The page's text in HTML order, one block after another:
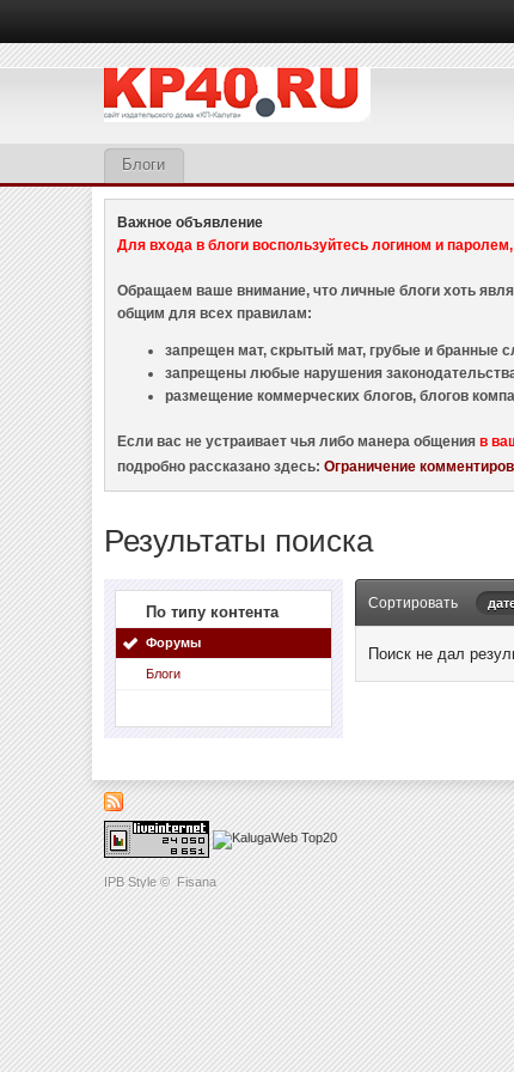
IPB Style © Fisana
Блоги
Важное объявление
Для входа в блоги воспользуйтесь логином и
Обращаем ваше внимание, что личные блоги хоть
общим для всех правилам:
запрещен мат, скрытый мат, грубые и бранные
запрещены любые нарушения
размещение коммерческих блогов, блогов
Если вас не устраивает чья либо манера общенияв
подробно рассказано здесь:Ограничение
Результаты поиска
По типу контента
Форумы
Блоги
Сортировать
Поиск не дал